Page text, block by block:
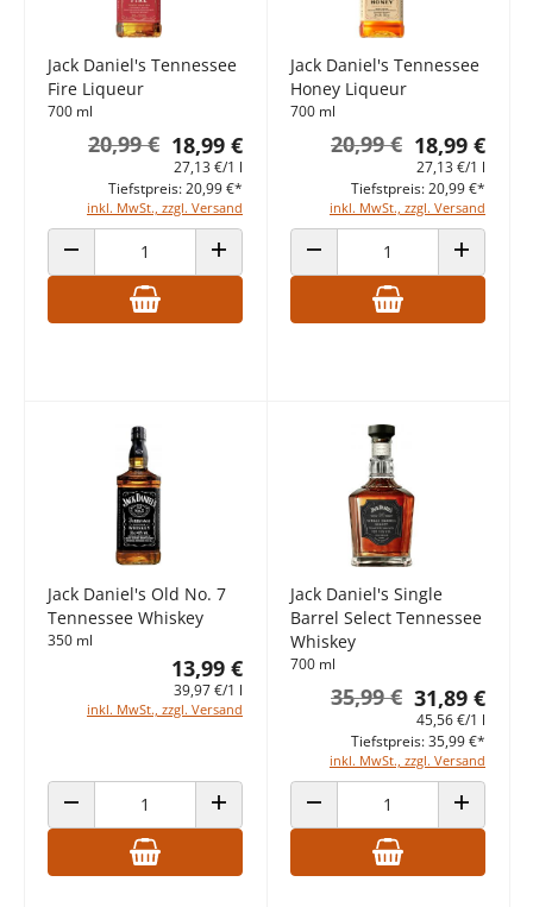
Jack Daniel's Tennessee
Fire Liqueur
700 ml
18,99 €
20,99 €
27,13 €/1 l
inkl. MwSt., zzgl. Versand
Tiefstpreis: 20,99 €*
ANZAHL VERRINGERN ANZAHL ERHÖHEN
Jack Daniel's Tennessee
Honey Liqueur
700 ml
18,99 €
20,99 €
27,13 €/1 l
inkl. MwSt., zzgl. Versand
Tiefstpreis: 20,99 €*
ANZAHL VERRINGERN ANZAHL
Jack Daniel's Old No. 7
Tennessee Whiskey
350 ml
13,99 €
39,97 €/1 l
inkl. MwSt., zzgl. Versand
ANZAHL VERRINGERN ANZAHL ERHÖHEN
Jack Daniel's Single
Barrel Select Tennessee
Whiskey
700 ml
31,89 €
35,99 €
45,56 €/1 l
inkl. MwSt., zzgl. Versand
Tiefstpreis: 35,99 €*
ANZAHL VERRINGERN ANZAHL